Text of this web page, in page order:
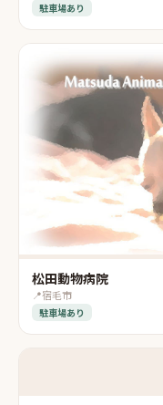
駐車場あり
松田動物病院
📍宿毛市
駐車場あり